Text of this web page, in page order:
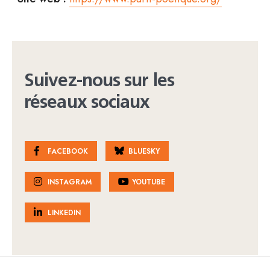
Suivez-nous sur les
réseaux sociaux
FACEBOOK BLUESKY
INSTAGRAM YOUTUBE
LINKEDIN